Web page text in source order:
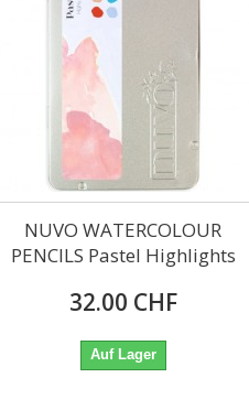
NUVO WATERCOLOUR
PENCILS Pastel Highlights
32.00 CHF
Auf Lager